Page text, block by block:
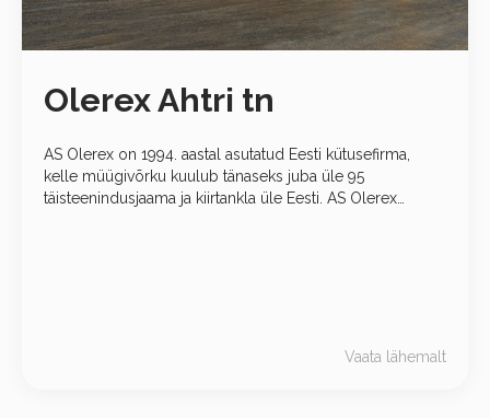
Olerex Ahtri tn
AS Olerex on 1994. aastal asutatud Eesti kütusefirma,
kelle müügivõrku kuulub tänaseks juba üle 95
täisteenindusjaama ja kiirtankla üle Eesti. AS Olerex
Vaata lähemalt